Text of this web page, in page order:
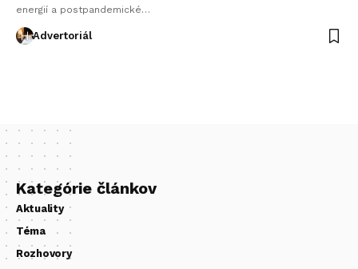
energií a postpandemické…
Advertoriál
Kategórie článkov
Aktuality
Téma
Rozhovory